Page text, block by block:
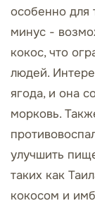
особенно для
минус -
кокос, что
людей.
ягода, и она
морковь.
улучшить
таких как
кокосом и